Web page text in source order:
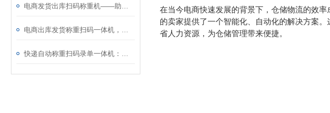
在当今电商快速发展的背景下，仓储物流的效率
的卖家提供了一个智能化、自动化的解决方案
省人力资源，为仓储管理带来便捷。